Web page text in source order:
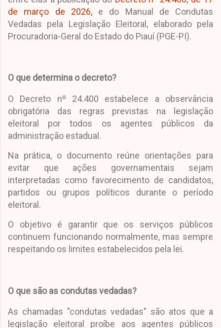
de março de 2026,e do Manual de Condutas
Vedadas pela Legislação Eleitoral, elaborado pela
Procuradoria-Geral do Estado do Piauí (PGE-PI).
O que determina o decreto?
O Decreto nº 24.400 estabelece a observância
obrigatória das regras previstas na legislação
eleitoral por todos os agentes públicos da
administração estadual.
Na prática, o documento reúne orientações para
evitar que ações governamentais sejam
interpretadas como favorecimento de candidatos,
partidos ou grupos políticos durante o período
eleitoral.
O objetivo é garantir que os serviços públicos
continuem funcionando normalmente, mas sempre
respeitando os limites estabelecidos pela lei.
O que são as condutas vedadas?
As chamadas "condutas vedadas" são atos que a
legislação eleitoral proíbe aos agentes públicos